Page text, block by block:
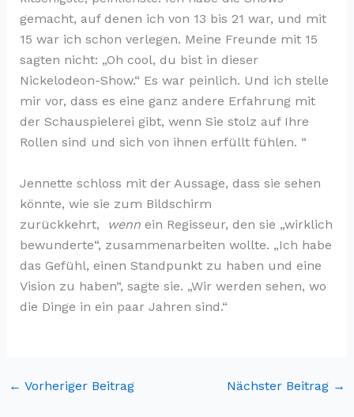
gemacht, auf denen ich von 13 bis 21 war, und mit
15 war ich schon verlegen. Meine Freunde mit 15
sagten nicht: „Oh cool, du bist in dieser
Nickelodeon-Show.“ Es war peinlich. Und ich stelle
mir vor, dass es eine ganz andere Erfahrung mit
der Schauspielerei gibt, wenn Sie stolz auf Ihre
Rollen sind und sich von ihnen erfüllt fühlen. “
Jennette schloss mit der Aussage, dass sie sehen
könnte, wie sie zum Bildschirm
zurückkehrt,
wennein Regisseur, den sie „wirklich
bewunderte“, zusammenarbeiten wollte. „Ich habe
das Gefühl, einen Standpunkt zu haben und eine
Vision zu haben“, sagte sie. „Wir werden sehen, wo
die Dinge in ein paar Jahren sind.“
← Vorheriger Beitrag Nächster Beitrag →